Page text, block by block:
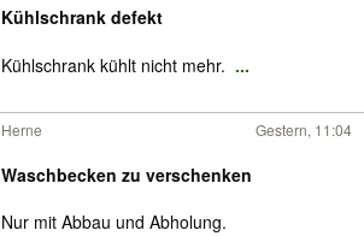
Kühlschrank defekt
Kühlschrank kühlt nicht mehr. ...
Herne Gestern, 11:04
Waschbecken zu verschenken
Nur mit Abbau und Abholung.